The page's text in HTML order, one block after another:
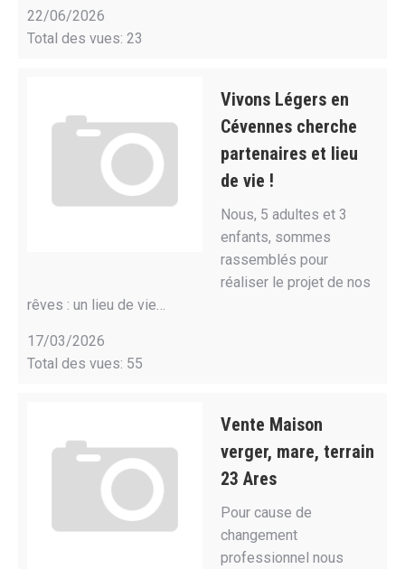
22/06/2026
Total des vues: 23
Vivons Légers en
Cévennes cherche
partenaires et lieu
de vie !
Nous, 5 adultes et 3
enfants, sommes
rassemblés pour
réaliser le projet de nos
rêves : un lieu de vie…
17/03/2026
Total des vues: 55
Vente Maison
verger, mare, terrain
23 Ares
Pour cause de
changement
professionnel nous